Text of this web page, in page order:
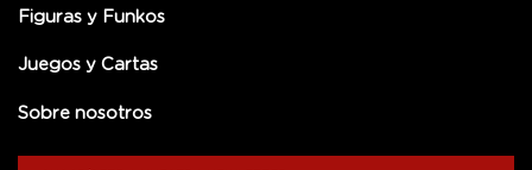
Figuras y Funkos
Juegos y Cartas
Sobre nosotros